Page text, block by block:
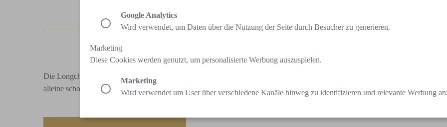
LONGCHAMP
Die Longchamp Boutique von Huber ist eine Hommage an das prächtige Interieur des Pariser Geschäfts des französischen
alleine schon am Logo mit dem Reiter erkannt wird, hat nun in Vaduz eine neue, weitere Heimat gefunden.
Google Analytics
Wird verwendet, um Daten über die Nutzung der Seite durch Besucher zu generieren.
Marketing
Diese Cookies werden genutzt, um personalisierte Werbung auszuspielen.
Marketing
Wird verwendet um User über verschiedene Kanäle hinweg zu identifizieren und relevante Werbung